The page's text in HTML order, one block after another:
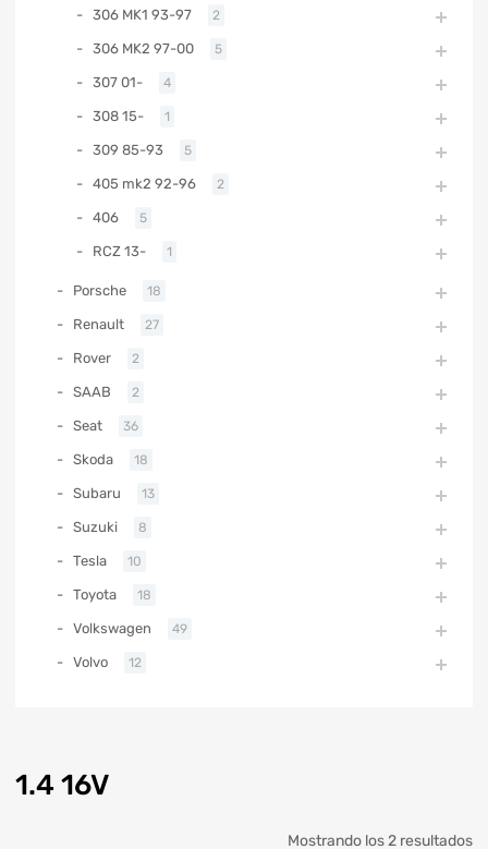
1.4 16V
Mostrando los 2 resultados
306 MK1 93-97 2
306 MK2 97-00 5
307 01- 4
308 15- 1
309 85-93 5
405 mk2 92-96 2
406 5
RCZ 13- 1
Porsche 18
Renault 27
Rover 2
SAAB 2
Seat 36
Skoda 18
Subaru 13
Suzuki 8
Tesla 10
Toyota 18
Volkswagen 49
Volvo 12